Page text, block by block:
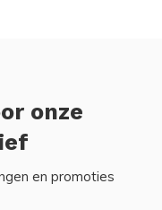
onze
en promoties